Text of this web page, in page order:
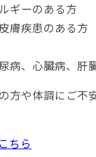
ギーのある方
膚疾患のある方
病、心臓病、肝
方や体調にご不
ちら